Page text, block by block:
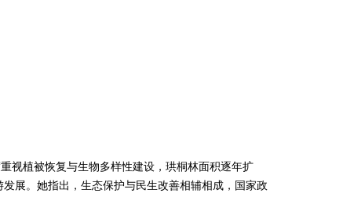
视植被恢复与生物多样性建设，珙桐林面积逐年扩
展。她指出，生态保护与民生改善相辅相成，国家政